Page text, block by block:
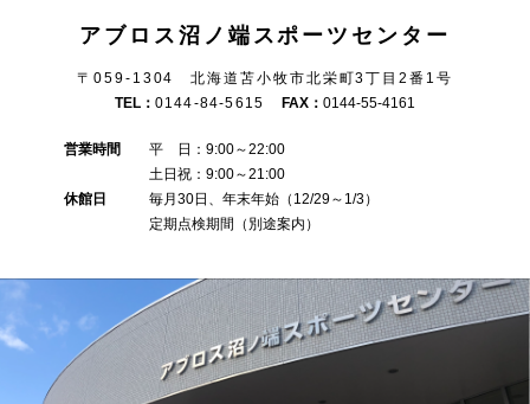
アブロス沼ノ端スポーツセンター
〒059-1304 北海道苫小牧市北栄町3丁目2番1号
TEL： 0144-84-5615 FAX：0144-55-4161
営業時間 平 日：9:00～22:00
土日祝：9:00～21:00
休館日 毎月30日、年末年始（12/29～1/3）
定期点検期間（別途案内）